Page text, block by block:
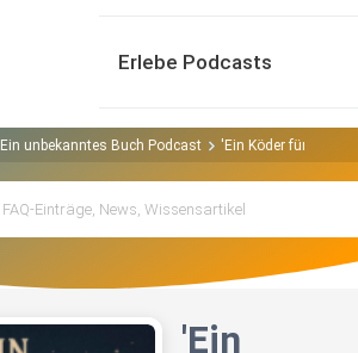
Erlebe Podcasts
Ein unbekanntes Buch Podcast 'Ein Köder für das
'Ein